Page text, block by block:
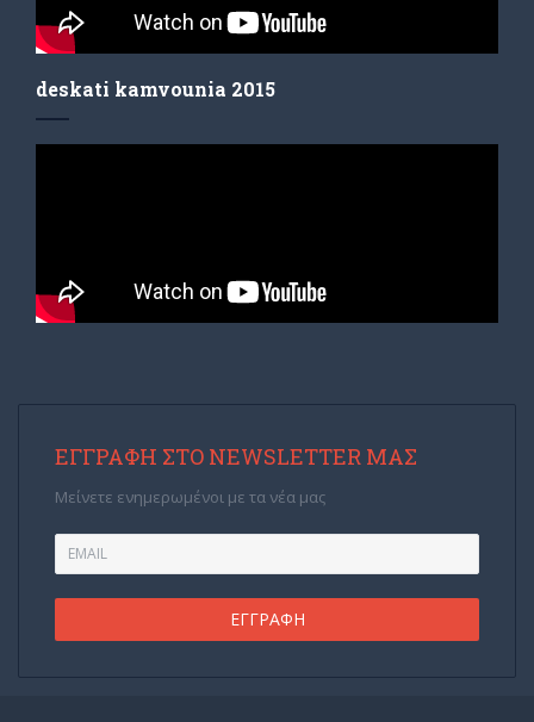
deskati kamvounia 2015
ΕΓΓΡΑΦΉ ΣΤΟ NEWSLETTER ΜΑΣ
Μείνετε ενημερωμένοι με τα νέα μας